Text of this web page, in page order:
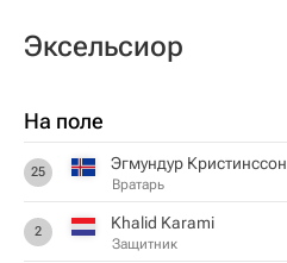
Эксельсиор
На поле
25 Эгмундур Кристинссон
Вратарь
2 Khalid Karami
Защитник